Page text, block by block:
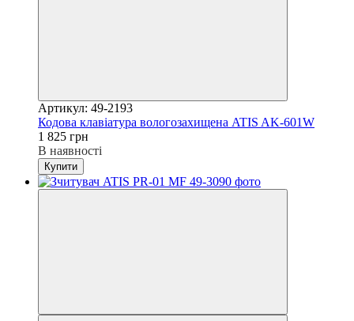
Артикул: 49-2193
Кодова клавіатура вологозахищена ATIS AK-601W
1 825 грн
В наявності
Купити